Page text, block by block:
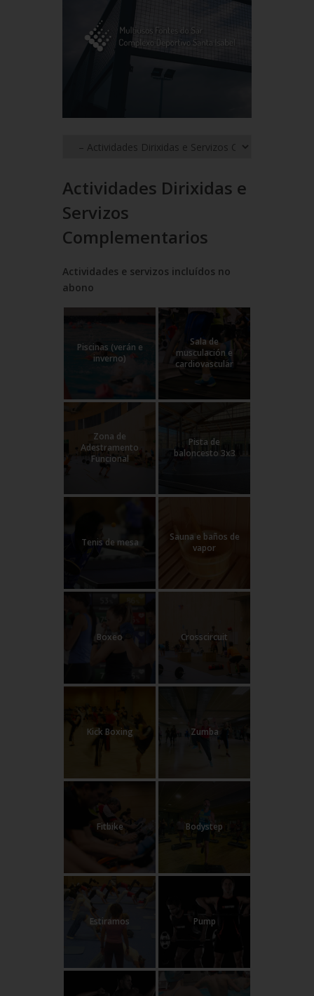
Actividades Dirixidas e
Servizos
Complementarios
Actividades e servizos incluídos no
abono
Piscinas (verán e
inverno)
Sala de
musculación e
cardiovascular
Zona de
Adestramento
Funcional
Pista de
baloncesto 3x3
Tenis de mesa
Sauna e baños de
vapor
Boxeo Crosscircuit
Kick Boxing Zumba
Fitbike Bodystep
Estiramos Pump